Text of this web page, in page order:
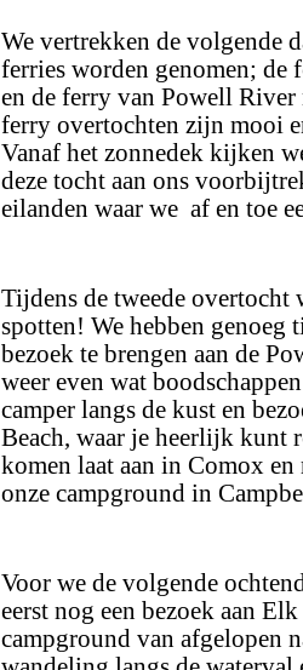
We vertrekken de volgende
ferries worden genomen; de
en de ferry van Powell
ferry overtochten zijn mooi
Vanaf het zonnedek kijken
deze tocht aan ons
eilanden waar we af en toe
Tijdens de tweede overtocht
spotten! We hebben genoeg
bezoek te brengen aan de
weer even wat
camper langs de kust en
Beach, waar je heerlijk kunt
komen laat aan in Comox
onze campground in
Voor we de volgende
eerst nog een bezoek aan
campground van afgelopen